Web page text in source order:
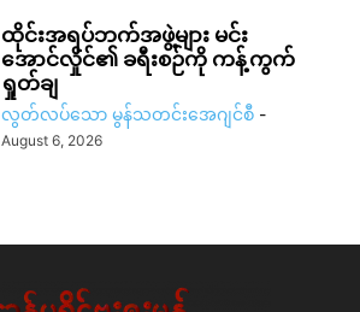
ထိုင်းအရပ်ဘက်အဖွဲ့များ မင်း
အောင်လှိုင်၏ ခရီးစဉ်ကို ကန့်ကွက်
ရှုတ်ချ
လွတ်လပ်သော မွန်သတင်းအေဂျင်စီ -
August 6, 2026